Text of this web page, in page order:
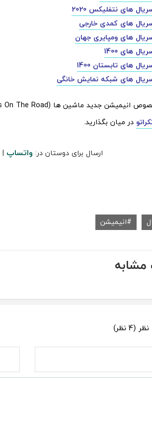
های نتفلیکس 2020
های کمدی خارجی
های ومپایری جهان
های 1400
های تابستان 1400
های شبکه نمایش خانگی
در میان بگذارید.
ارسال برای دوستان در: واتساپ |
انیمیشن
(4 نظر)